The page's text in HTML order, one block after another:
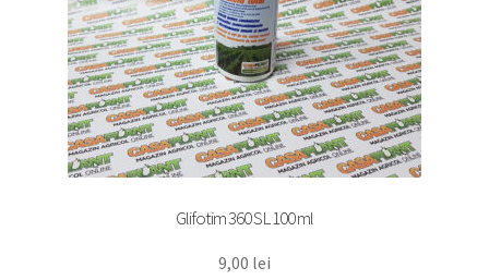
Glifotim 360 SL 100 ml
9,00 lei